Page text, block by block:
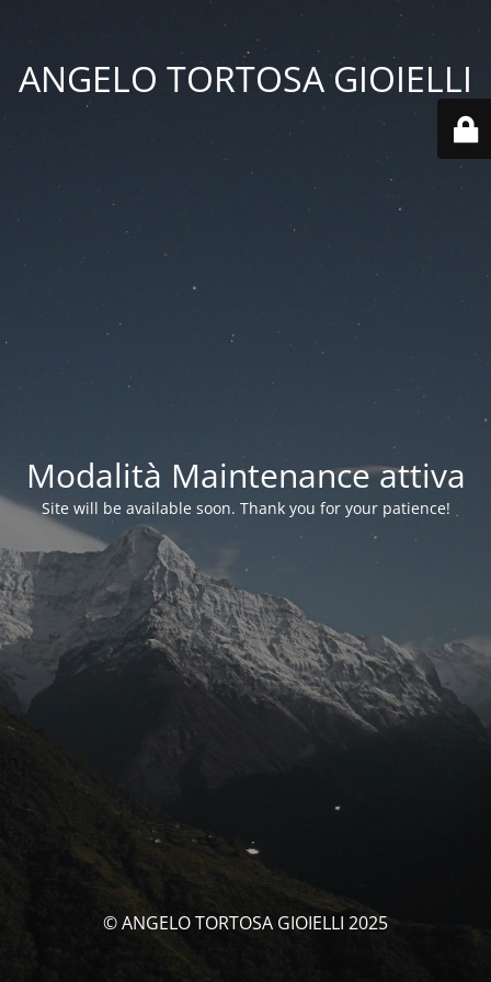
ANGELO TORTOSA GIOIELLI
Modalità Maintenance attiva
Site will be available soon. Thank you for your patience!
© ANGELO TORTOSA GIOIELLI 2025